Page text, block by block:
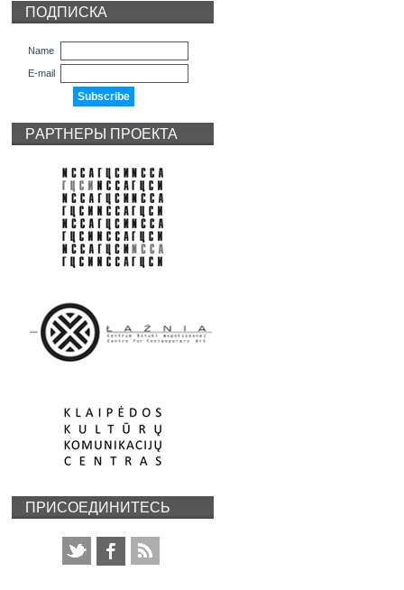
ПОДПИСКА
Name
E-mail
PАРТНЕРЫ ПРОЕКТА
ПРИСОЕДИНИТЕСЬ